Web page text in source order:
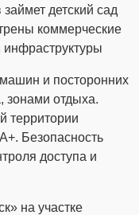
детский сад
коммерческие
и посторонних
зонами отдыха.
территории
Безопасность
доступа и
на участке